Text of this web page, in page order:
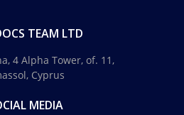
TEAM LTD
4 Alpha Tower, of. 11,
Cyprus
MEDIA